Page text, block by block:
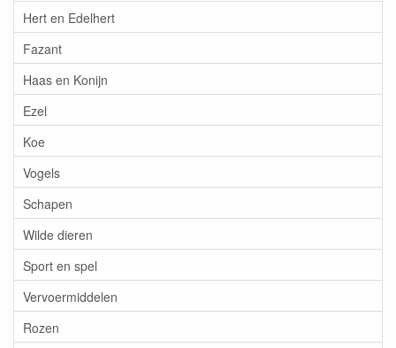
Hert en Edelhert
Fazant
Haas en Konijn
Ezel
Koe
Vogels
Schapen
Wilde dieren
Sport en spel
Vervoermiddelen
Rozen